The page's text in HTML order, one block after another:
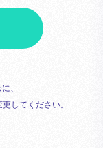
、
してください。